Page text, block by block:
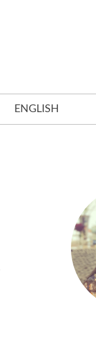
ENGLISH